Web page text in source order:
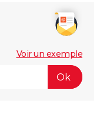
Voir un exemple